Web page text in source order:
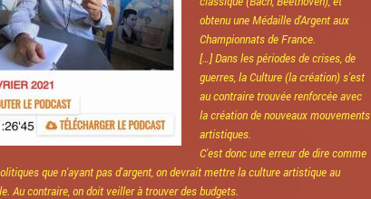
obtenu une Médaille d'Argent aux
Championnats de France.
[…] Dans les périodes de crises, de
guerres, la Culture (la création) s'est
au contraire trouvée renforcée avec
la création de nouveaux mouvements
artistiques.
C'est donc une erreur de dire comme
que n'ayant pas d'argent, on devrait mettre la culture artistique au
Au contraire, on doit veiller à trouver des budgets.